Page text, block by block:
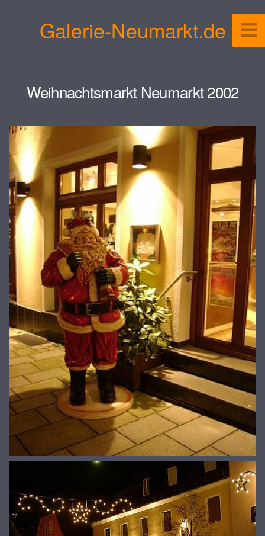
Galerie-Neumarkt.de
Weihnachtsmarkt Neumarkt 2002